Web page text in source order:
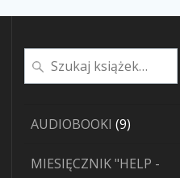
Szukaj
AUDIOBOOKI 99
MIESIĘCZNIK "HELP -